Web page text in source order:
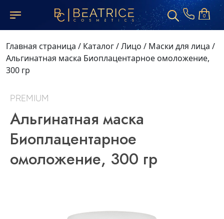
0
Главная страница / Каталог/Лицо / Маски для лица /
Альгинатная маска Биоплацентарное омоложение,
300 гр
PREMIUM
Альгинатная маска
Биоплацентарное
омоложение, 300 гр